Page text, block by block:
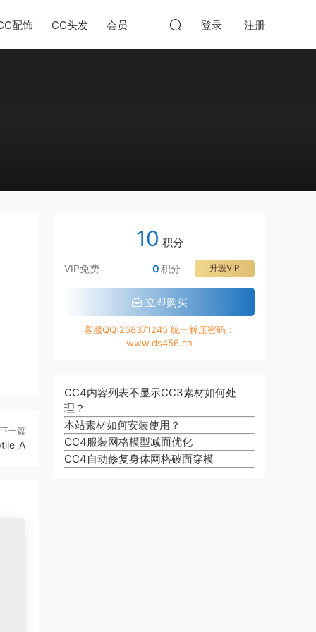
配饰 CC头发 会员 登录 注册
下一篇
10 积分
VIP免费 升级VIP
0积分
立即购买
客服QQ:258371245 统一解压密码：
www.ds456.cn
CC4内容列表不显示CC3素材如何处
理？
本站素材如何安装使用？
CC4服装网格模型减面优化
CC4自动修复身体网格破面穿模